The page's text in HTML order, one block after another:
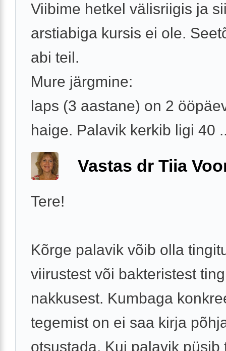
Viibime hetkel välisriigis ja
arstiabiga kursis ei ole.
abi teil.
Mure järgmine:
laps (3 aastane) on 2
haige. Palavik kerkib ligi 40
Vastas dr Tiia
Tere!
Kõrge palavik võib olla
viirustest või bakteristest
nakkusest. Kumbaga
tegemist on ei saa kirja
otsustada. Kui palavik püsib